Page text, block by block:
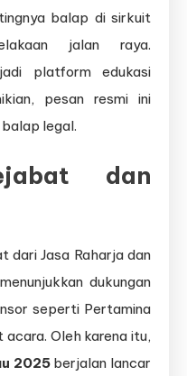
balap di sirkuit
jalan raya.
platform edukasi
pesan resmi ini
legal.
dan
dari Jasa Raharja dan
dukungan
seperti Pertamina
Oleh karena itu,
2025berjalan lancar